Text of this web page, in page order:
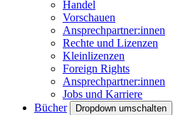
Handel
Vorschauen
Ansprechpartner:innen
Rechte und Lizenzen
Kleinlizenzen
Foreign Rights
Ansprechpartner:innen
Jobs und Karriere
Bücher
Dropdown umschalten